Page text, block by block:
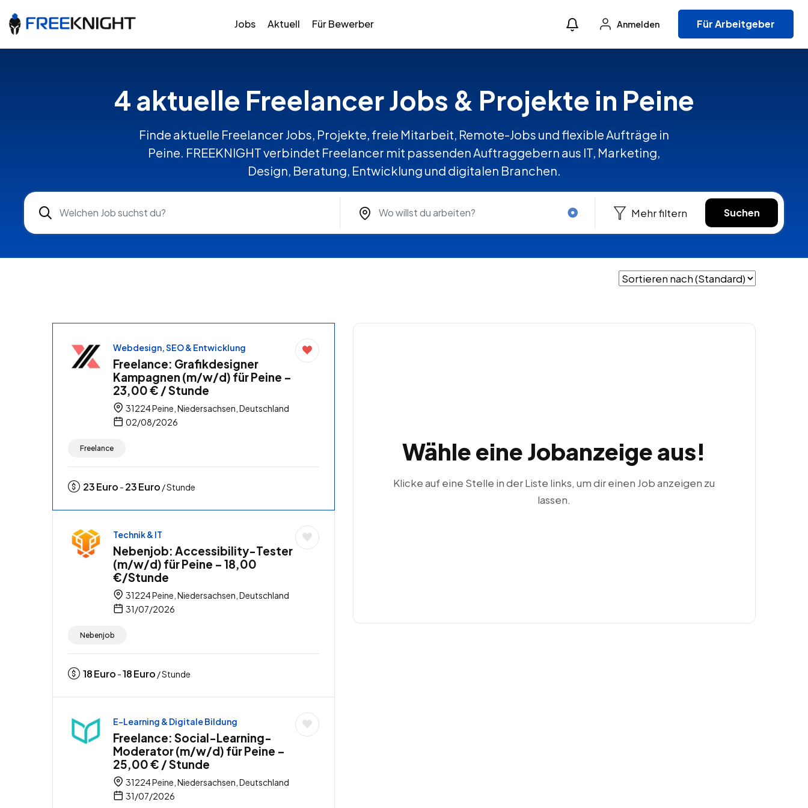
Jobs Aktuell Für Bewerber Anmelden Für Arbeitgeber
4 aktuelle Freelancer Jobs & Projekte in Peine
Finde aktuelle Freelancer Jobs, Projekte, freie Mitarbeit, Remote-Jobs und flexible Aufträge in
Peine. FREEKNIGHT verbindet Freelancer mit passenden Auftraggebern aus IT, Marketing,
Design, Beratung, Entwicklung und digitalen Branchen.
Mehr filtern Suchen
Webdesign, SEO & Entwicklung
Freelance: Grafikdesigner
Kampagnen (m/w/d) für Peine –
23,00 € / Stunde
31224 Peine, Niedersachsen, Deutschland
02/08/2026
Freelance
23Euro - 23Euro / Stunde
Technik & IT
Nebenjob: Accessibility-Tester
(m/w/d) für Peine – 18,00
€/Stunde
31224 Peine, Niedersachsen, Deutschland
31/07/2026
Nebenjob
18Euro -18Euro / Stunde
E-Learning & Digitale Bildung
Freelance: Social-Learning-
Moderator (m/w/d) für Peine –
25,00 € / Stunde
31224 Peine, Niedersachsen, Deutschland
31/07/2026
Wähle eine Jobanzeige aus!
Klicke auf eine Stelle in der Liste links, um dir einen Job anzeigen zu
lassen.